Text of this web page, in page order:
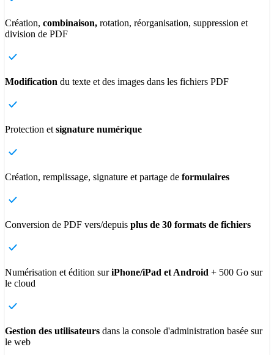
Création, combinaison, rotation, réorganisation, suppression et
division de PDF
Modification du texte et des images dans les fichiers PDF
Protection et signature numérique
Création, remplissage, signature et partage de formulaires
Conversion de PDF vers/depuis plus de 30 formats de fichiers
Numérisation et édition suriPhone/iPad et Android + 500 Go sur
le cloud
Gestion des utilisateurs dans la console d'administration basée sur
le web